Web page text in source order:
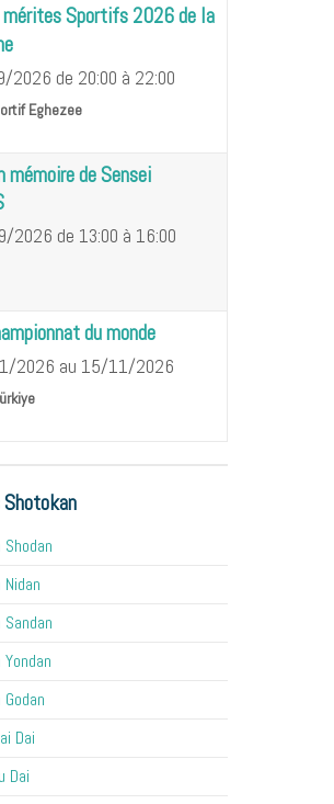
mérites Sportifs 2026 de la
2026 de 20:00 à 22:00
Eghezee
mémoire de Sensei
2026 de 13:00 à 16:00
du monde
2026 au 15/11/2026
Dai
Dai